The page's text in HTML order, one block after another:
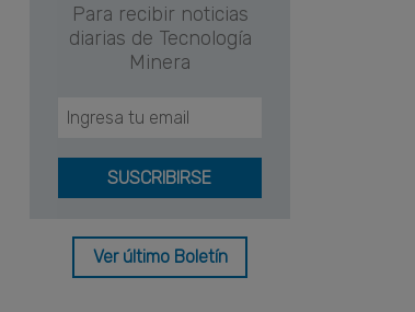
Para recibir noticias
diarias de Tecnología
Minera
Ver último Boletín